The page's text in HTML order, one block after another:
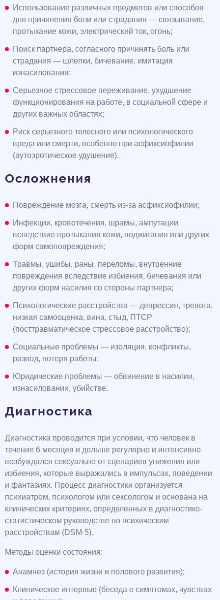
Использование различных предметов или способов
для причинения боли или страдания — связывание,
протыкание кожи, электрический ток, огонь;
Поиск партнера, согласного причинять боль или
страдания — шлепки, бичевание, имитация
изнасилования;
Серьезное стрессовое переживание, ухудшение
функционирования на работе, в социальной сфере и
других важных областях;
Риск серьезного телесного или психологического
вреда или смерти, особенно при асфиксиофилии
(аутоэротическое удушение).
Осложнения
Повреждение мозга, смерть из-за асфиксиофилии;
Инфекции, кровотечения, шрамы, ампутации
вследствие протыкания кожи, поджигания или других
форм самоповреждения;
Травмы, ушибы, раны, переломы, внутренние
повреждения вследствие избиения, бичевания или
других форм насилия со стороны партнера;
Психологические расстройства — депрессия, тревога,
низкая самооценка, вина, стыд, ПТСР
(посттравматическое стрессовое расстройство);
Социальные проблемы — изоляция, конфликты,
развод, потеря работы;
Юридические проблемы — обвинение в насилии,
изнасиловании, убийстве.
Диагностика
Диагностика проводится при условии, что человек в
течение 6 месяцев и дольше регулярно и интенсивно
возбуждался сексуально от сценариев унижения или
избиения, которые выражались в импульсах, поведении
и фантазиях. Процесс диагностики организуется
психиатром, психологом или сексологом и основана на
клинических критериях, определенных в диагностико-
статистическом руководстве по психическим
расстройствам (DSM-5).
Методы оценки состояния:
Анамнез (история жизни и полового развития);
Клиническое интервью (беседа о симптомах, чувствах